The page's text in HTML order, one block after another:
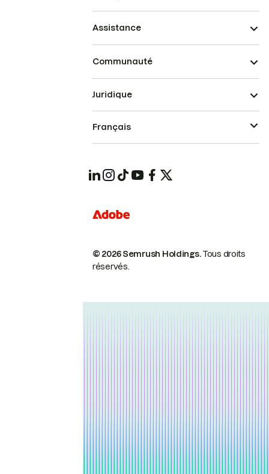
Assistance
Communauté
© 2026 Semrush Holdings.Tous droits
réservés.
Juridique
Français